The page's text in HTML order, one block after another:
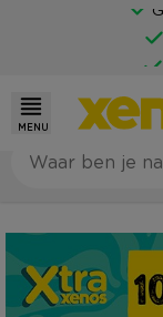
MENU